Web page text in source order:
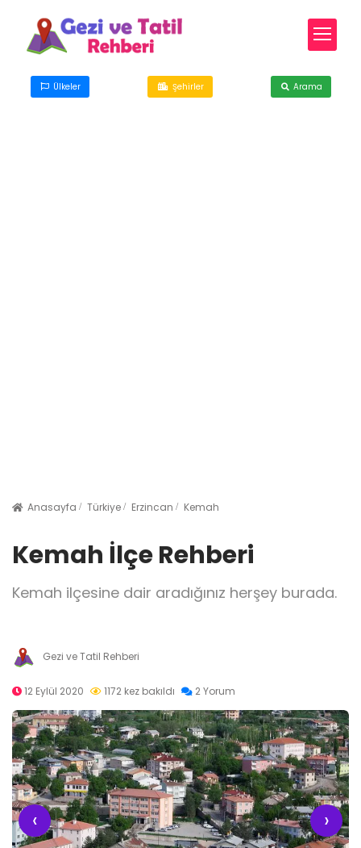
Ülkeler Şehirler Arama
Anasayfa Türkiye Erzincan Kemah
Kemah İlçe Rehberi
Kemah ilçesine dair aradığınız herşey burada.
Gezi ve Tatil Rehberi
12 Eylül 2020 1172 kez bakıldı 2 Yorum
‹ ›